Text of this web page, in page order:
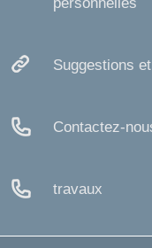
Suggestions
Contactez-
travaux